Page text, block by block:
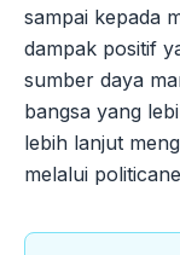
sampai kepada
dampak positif
sumber daya
bangsa yang
lebih lanjut
melalui